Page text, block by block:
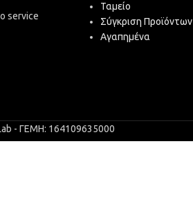
service
Ταμείο
Σύγκριση Προϊόντων
Αγαπημένα
- ΓΕΜΗ: 164109635000